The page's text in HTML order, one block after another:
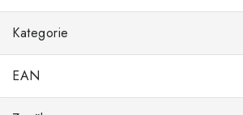
Kategorie
EAN